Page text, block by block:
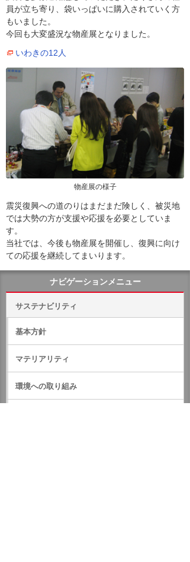
員が立ち寄り、袋いっぱいに購入されていく方
もいました。
今回も大変盛況な物産展となりました。
いわきの12人
物産展の様子
震災復興への道のりはまだまだ険しく、被災地
では大勢の方が支援や応援を必要としていま
す。
当社では、今後も物産展を開催し、復興に向け
ての応援を継続してまいります。
ナビゲーションメニュー
サステナビリティ
基本方針
マテリアリティ
環境への取り組み